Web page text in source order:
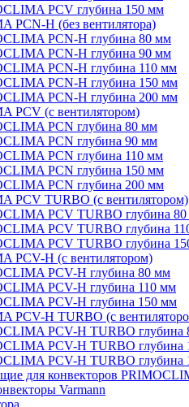
PCV глубина 150 мм
PCN-H (без вентилятора)
PCN-H глубина 80 мм
PCN-H глубина 90 мм
PCN-H глубина 110 мм
PCN-H глубина 150 мм
PCN-H глубина 200 мм
PCV (c вентилятором)
PCN глубина 80 мм
PCN глубина 90 мм
PCN глубина 110 мм
PCN глубина 150 мм
PCN глубина 200 мм
PCV TURBO (c вентилятором)
PCV TURBO глубина
PCV TURBO глубина
PCV TURBO глубина
PCV-H (c вентилятором)
PCV-H глубина 80 мм
PCV-H глубина 110 мм
PCV-H глубина 150 мм
PCV-H TURBO (c
PCV-H TURBO глубина
PCV-H TURBO глубина
PCV-H TURBO глубина
для конвекторов
Varmann